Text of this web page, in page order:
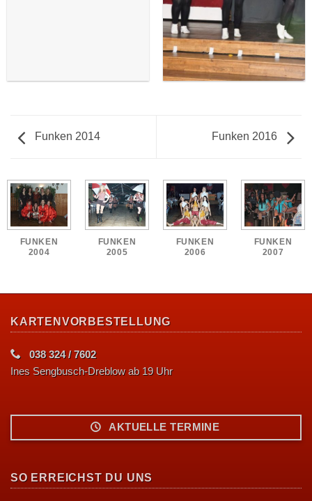
Funken 2014 Funken 2016
FUNKEN
2004
FUNKEN
2005
FUNKEN
2006
FUNKEN
2007
SO ERREICHST DU UNS
KARTENVORBESTELLUNG
038 324 / 7602
Ines Sengbusch-Dreblow ab 19 Uhr
AKTUELLE TERMINE